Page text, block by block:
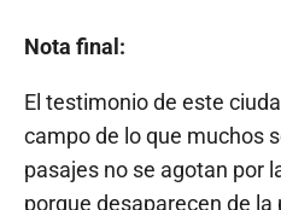
Nota final:
El testimonio de este
campo de lo que muchos
pasajes no se agotan por
porque desaparecen de